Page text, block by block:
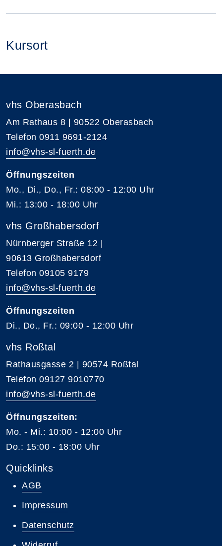
Kursort
vhs Oberasbach
Am Rathaus 8 | 90522 Oberasbach
Telefon 0911 9691-2124
info@vhs-sl-fuerth.de
Öffnungszeiten
Mo., Di., Do., Fr.: 08:00 - 12:00 Uhr
Mi.: 13:00 - 18:00 Uhr
vhs Großhabersdorf
Nürnberger Straße 12 |
90613 Großhabersdorf
Telefon 09105 9179
info@vhs-sl-fuerth.de
Öffnungszeiten
Di., Do., Fr.: 09:00 - 12:00 Uhr
vhs Roßtal
Rathausgasse 2 | 90574 Roßtal
Telefon 09127 9010770
info@vhs-sl-fuerth.de
Öffnungszeiten:
Mo. - Mi.: 10:00 - 12:00 Uhr
Do.: 15:00 - 18:00 Uhr
Quicklinks
AGB
Impressum
Datenschutz